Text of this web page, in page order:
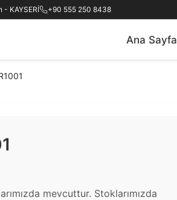
- KAYSERİ +90 555 250 8438
Ana Sayfa
mevcuttur. Stoklarımızda